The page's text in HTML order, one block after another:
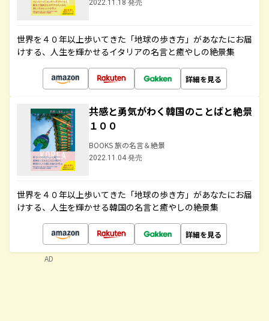
2022.11.18 発売
世界を４０年以上歩いてきた「地球の歩き方」があなたにお届
けする、人生を輝かせるイタリアの名言と癒やしの絶景集
詳細を見る
共感と勇気がわく韓国のことばと絶景
１００
BOOKS 旅の名言＆絶景
2022.11.04 発売
世界を４０年以上歩いてきた「地球の歩き方」があなたにお届
けする、人生を輝かせる韓国の名言と癒やしの絶景集
詳細を見る
AD